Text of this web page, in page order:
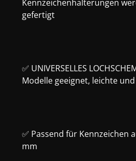
Kennzeichenhalterungen
gefertigt
✅ UNIVERSELLES
Modelle geeignet, leichte
✅ Passend für Kennzeichen
mm